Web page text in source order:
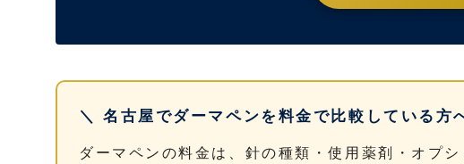
＼ 名古屋でダーマペンを料金で比較している方
ダーマペンの料金は、針の種類・使用薬剤・オプ